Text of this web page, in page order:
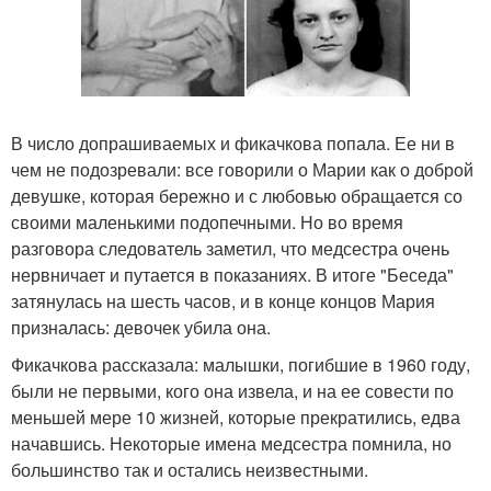
В число допрашиваемых и фикачкова попала. Ее ни в
чем не подозревали: все говорили о Марии как о доброй
девушке, которая бережно и с любовью обращается со
своими маленькими подопечными. Но во время
разговора следователь заметил, что медсестра очень
нервничает и путается в показаниях. В итоге "Беседа"
затянулась на шесть часов, и в конце концов Мария
призналась: девочек убила она.
Фикачкова рассказала: малышки, погибшие в 1960 году,
были не первыми, кого она извела, и на ее совести по
меньшей мере 10 жизней, которые прекратились, едва
начавшись. Некоторые имена медсестра помнила, но
большинство так и остались неизвестными.